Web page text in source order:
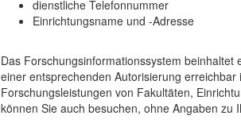
dienstliche Telefonnummer
Einrichtungsname und -Adresse
Das Forschungsinformationssystem beinhaltet
einer entsprechenden Autorisierung
Forschungsleistungen von Fakultäten,
können Sie auch besuchen, ohne Angaben zu